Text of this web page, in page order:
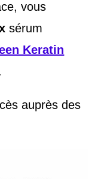
vous
sérum
Keratin
auprès des